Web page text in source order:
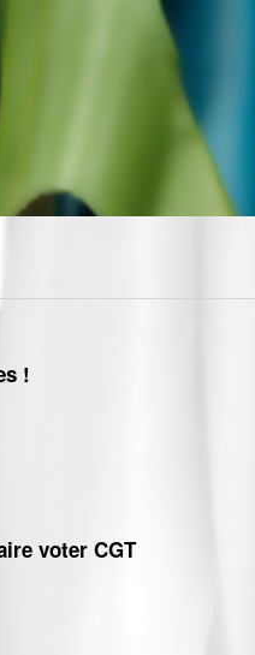
!
voter CGT